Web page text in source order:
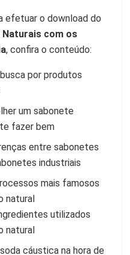
efetuar o download do
Naturais com os
, confira o conteúdo:
por produtos
um sabonete
fazer bem
entre sabonetes
industriais
mais famosos
natural
utilizados
natural
cáustica na hora de